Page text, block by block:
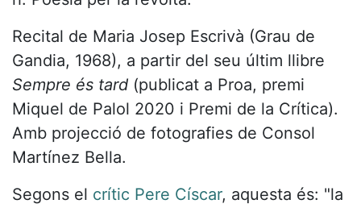
Recital de Maria Josep Escrivà (Grau de
Gandia, 1968), a partir del seu últim llibre
Sempre és tard (publicat a Proa, premi
Miquel de Palol 2020 i Premi de la Crítica).
Amb projecció de fotografies de Consol
Martínez Bella.
Segons el crític Pere Císcar, aquesta és: "la